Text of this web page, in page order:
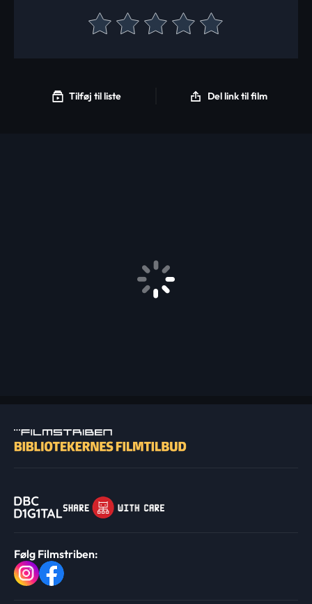
Tilføj til liste Del link til film
Følg Filmstriben: